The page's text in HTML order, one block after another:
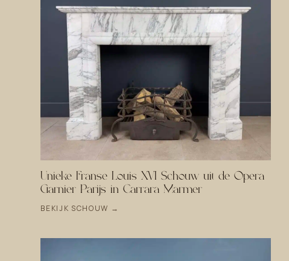
Unieke Franse Louis XVI Schouw uit de Opera
Garnier Parijs in Carrara Marmer
BEKIJK SCHOUW →